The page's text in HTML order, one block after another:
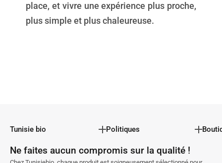
place, et vivre une expérience plus proche,
plus simple et plus chaleureuse.
Tunisie bio Politiques
Ne faites aucun compromis sur la qualité !